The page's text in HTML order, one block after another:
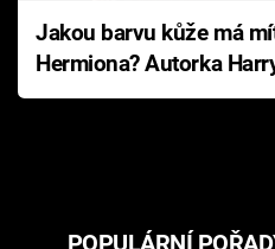
Jakou barvu kůže má
Hermiona? Autorka
Pottera přišla s ráznou